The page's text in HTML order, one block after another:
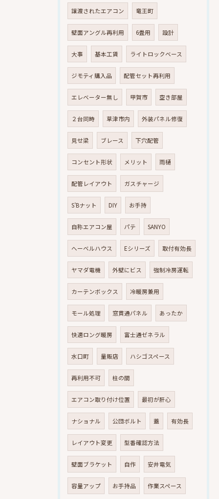
譲渡されたエアコン 竜王町
壁面アングル再利用 6畳用 設計
大事 基本工賃 ライトロックベース
ジモティ購入品 配管セット再利用
エレベーター無し 甲賀市 空き部屋
２台同時 草津市内 外装パネル修復
見せ梁 ブレース 下穴配管
コンセント形状 メリット 雨樋
配管レイアウト ガスチャージ
S’Bナット DIY お手持
自称エアコン屋 パテ SANYO
へーベルハウス Eシリーズ 取付有効長
ヤマダ電機 外壁にビス 強制冷房運転
カーテンボックス 冷暖房兼用
モール処理 窓貫通パネル あったか
快適ロング暖房 富士通ゼネラル
水口町 量販店 ハシゴスペース
再利用不可 柱の間
エアコン取り付け位置 最初が肝心
ナショナル 公団ボルト 蓋 有効長
レイアウト変更 型番確認方法
壁面ブラケット 自作 安井電気
容量アップ お手持品 作業スペース